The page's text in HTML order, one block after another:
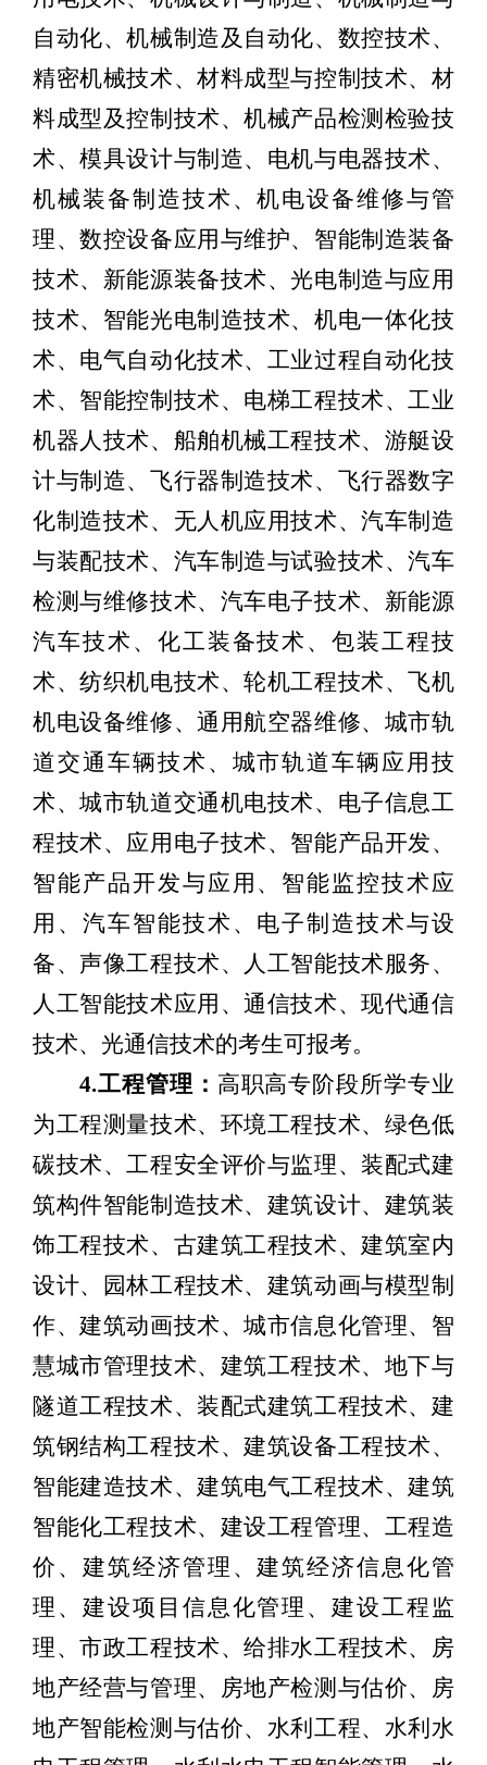
自动化、机械制造及自动化、数控技术、
精密机械技术、材料成型与控制技术、材
料成型及控制技术、机械产品检测检验技
术、模具设计与制造、电机与电器技术、
机械装备制造技术、机电设备维修与管
理、数控设备应用与维护、智能制造装备
技术、新能源装备技术、光电制造与应用
技术、智能光电制造技术、机电一体化技
术、电气自动化技术、工业过程自动化技
术、智能控制技术、电梯工程技术、工业
机器人技术、船舶机械工程技术、游艇设
计与制造、飞行器制造技术、飞行器数字
化制造技术、无人机应用技术、汽车制造
与装配技术、汽车制造与试验技术、汽车
检测与维修技术、汽车电子技术、新能源
汽车技术、化工装备技术、包装工程技
术、纺织机电技术、轮机工程技术、飞机
机电设备维修、通用航空器维修、城市轨
道交通车辆技术、城市轨道车辆应用技
术、城市轨道交通机电技术、电子信息工
程技术、应用电子技术、智能产品开发、
智能产品开发与应用、智能监控技术应
用、汽车智能技术、电子制造技术与设
备、声像工程技术、人工智能技术服务、
人工智能技术应用、通信技术、现代通信
技术、光通信技术的考生可报考。
4.工程管理： 高职高专阶段所学专业
为工程测量技术、环境工程技术、绿色低
碳技术、工程安全评价与监理、装配式建
筑构件智能制造技术、建筑设计、建筑装
饰工程技术、古建筑工程技术、建筑室内
设计、园林工程技术、建筑动画与模型制
作、建筑动画技术、城市信息化管理、智
慧城市管理技术、建筑工程技术、地下与
隧道工程技术、装配式建筑工程技术、建
筑钢结构工程技术、建筑设备工程技术、
智能建造技术、建筑电气工程技术、建筑
智能化工程技术、建设工程管理、工程造
价、建筑经济管理、建筑经济信息化管
理、建设项目信息化管理、建设工程监
理、市政工程技术、给排水工程技术、房
地产经营与管理、房地产检测与估价、房
地产智能检测与估价、水利工程、水利水